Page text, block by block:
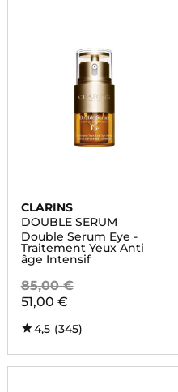
CLARINS
DOUBLE SERUM
Double Serum Eye -
Traitement Yeux Anti
âge Intensif
85,00 €
51,00 €
4,5 (345)